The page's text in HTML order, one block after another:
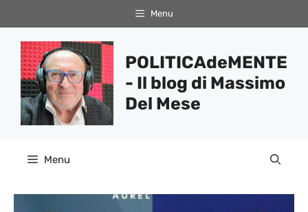
al
contenuto
Menu
POLITICAdeMENTE
- Il blog di Massimo
Del Mese
Menu